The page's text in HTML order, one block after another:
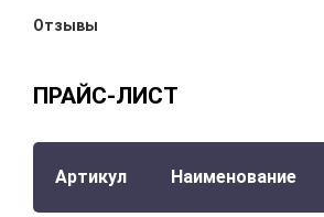
Отзывы
ПРАЙС-ЛИСТ
Артикул Наименование